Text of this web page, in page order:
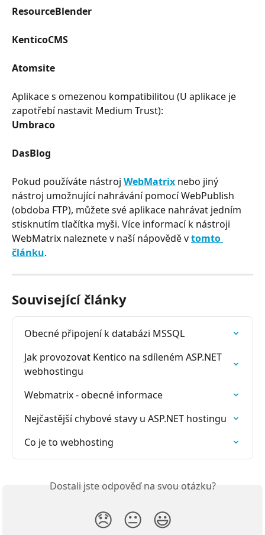
ResourceBlender
KenticoCMS
Atomsite
Aplikace s omezenou kompatibilitou (U aplikace je
zapotřebí nastavit Medium Trust):
Umbraco
DasBlog
Pokud používáte nástroj WebMatrix nebo jiný
nástroj umožnující nahrávání pomocí WebPublish
(obdoba FTP), můžete své aplikace nahrávat jedním
stisknutím tlačítka myši. Více informací k nástroji
WebMatrix naleznete v naší nápovědě v tomto
článku.
Související články
Obecné připojení k databázi MSSQL
Jak provozovat Kentico na sdíleném ASP.NET
webhostingu
Webmatrix - obecné informace
Nejčastější chybové stavy u ASP.NET hostingu
Co je to webhosting
Dostali jste odpověď na svou otázku?
😞 😐 😃